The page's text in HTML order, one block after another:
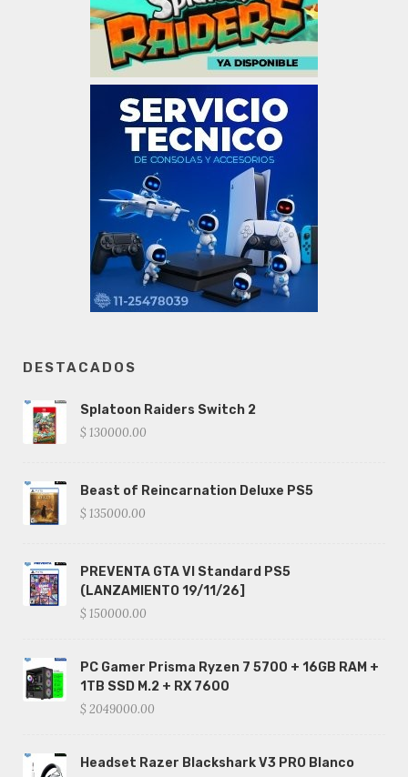
DESTACADOS
Splatoon Raiders Switch 2
$ 130000.00
Beast of Reincarnation Deluxe PS5
$ 135000.00
PREVENTA GTA VI Standard PS5
(LANZAMIENTO 19/11/26]
$ 150000.00
PC Gamer Prisma Ryzen 7 5700 + 16GB RAM +
1TB SSD M.2 + RX 7600
$ 2049000.00
Headset Razer Blackshark V3 PRO Blanco